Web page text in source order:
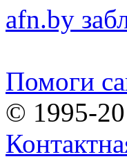
afn.by
Помоги
© 1995-